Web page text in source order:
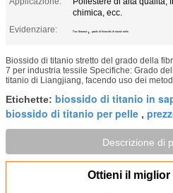
chimica, ecc.
Evidenziare:
Tio2 Anatase , grado di biossido di titanio rutilo
Biossido di titanio stretto del grado della
7 per industria tessile Specifiche: Grado
titanio di Liangjiang, facendo uso dei
Etichette: biossido di titanio in
biossido di titanio per pelle ,
Descrizione di
Ottieni il miglior